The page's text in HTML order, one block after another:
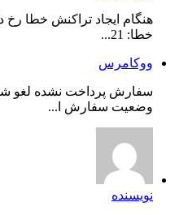
خطا: 21...
ووکامرس
سفارش پرداخت نشده لغو
وضعیت سفارش ا...
نویسنده